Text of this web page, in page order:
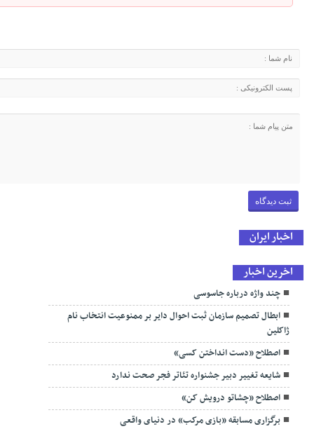
اخبار ایران
اخرین اخبار
چند واژه درباره جاسوسی
ابطال تصمیم سازمان ثبت احوال دایر بر ممنوعیت انتخاب نام
ژاکلین
اصطلاح «دست انداختن کسی»
شایعه تغییر دبیر جشنواره تئاتر فجر صحت ندارد
اصطلاح «چشاتو درویش کن»
برگزاری مسابقه «بازی مرکب»‌ در دنیای واقعی